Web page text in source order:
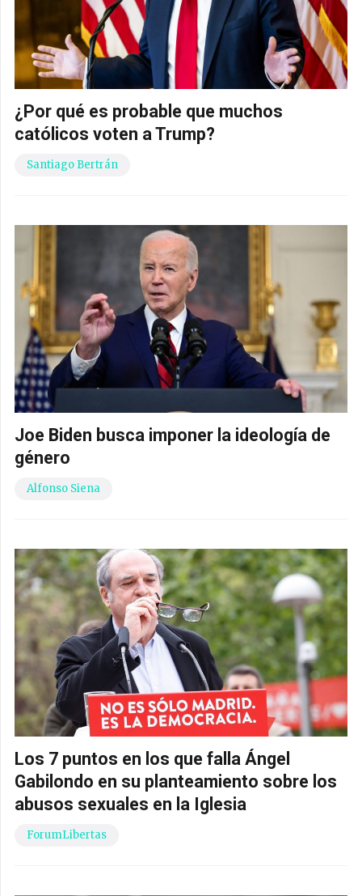
¿Por qué es probable que muchos
católicos voten a Trump?
Santiago Bertrán
Joe Biden busca imponer la ideología de
género
Alfonso Siena
Los 7 puntos en los que falla Ángel
Gabilondo en su planteamiento sobre los
abusos sexuales en la Iglesia
ForumLibertas